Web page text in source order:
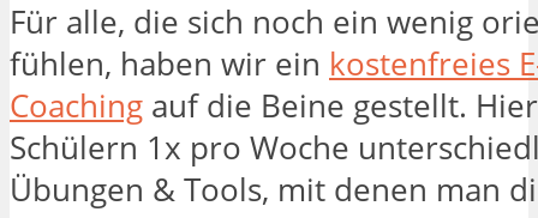
Für alle, die sich noch ein wenig
fühlen, haben wir ein kostenfreies
Coaching auf die Beine gestellt.
Schülern 1x pro Woche
Übungen & Tools, mit denen man